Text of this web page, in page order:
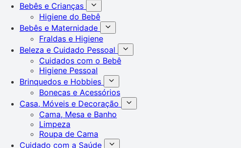
Bebês e Crianças
Higiene do Bebê
Bebês e Maternidade
Fraldas e Higiene
Beleza e Cuidado Pessoal
Cuidados com o Bebê
Higiene Pessoal
Brinquedos e Hobbies
Bonecas e Acessórios
Casa, Móveis e Decoração
Cama, Mesa e Banho
Limpeza
Roupa de Cama
Cuidado com a Saúde